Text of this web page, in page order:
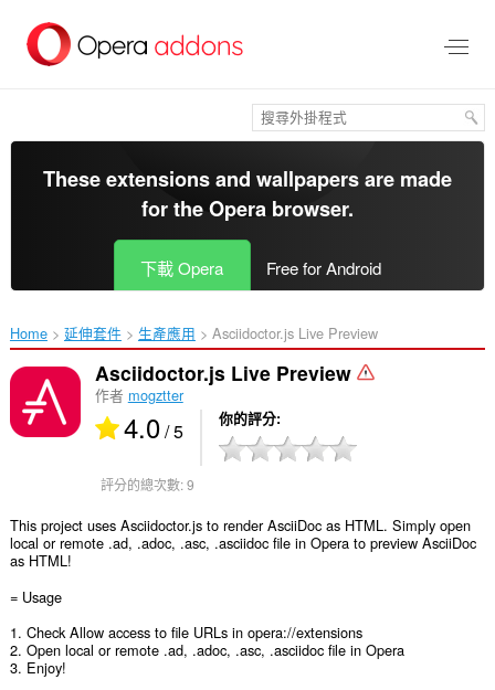
區
These extensions and wallpapers are made
for theOpera browser.
下載 Opera Free for Android
Home 延伸套件 生產應用 Asciidoctor.js Live Preview‎
Asciidoctor.js Live Preview
作者 mogztter
4.0/ 5 你的評分
評分的總次數:9
This project uses Asciidoctor.js to render AsciiDoc as HTML. Simply open
local or remote .ad, .adoc, .asc, .asciidoc file in Opera to preview AsciiDoc
as HTML!
= Usage
1. Check Allow access to file URLs in opera://extensions
2. Open local or remote .ad, .adoc, .asc, .asciidoc file in Opera
3. Enjoy!